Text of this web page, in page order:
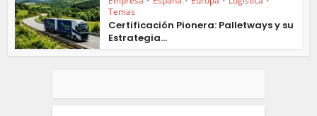
Temas
Certificación Pionera: Palletways y su
Estrategia...